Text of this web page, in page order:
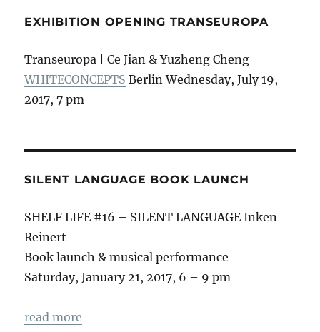
EXHIBITION OPENING TRANSEUROPA
Transeuropa | Ce Jian & Yuzheng Cheng
WHITECONCEPTS Berlin Wednesday, July 19,
2017, 7 pm
SILENT LANGUAGE BOOK LAUNCH
SHELF LIFE #16 – SILENT LANGUAGE Inken
Reinert
Book launch & musical performance
Saturday, January 21, 2017, 6 – 9 pm
read more